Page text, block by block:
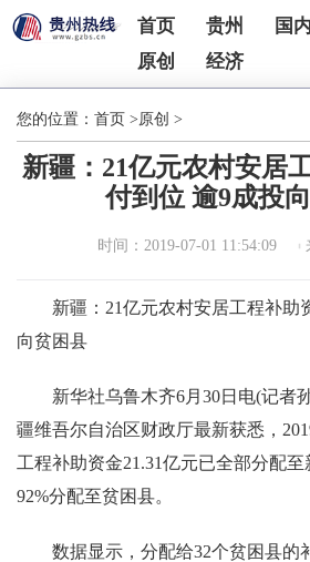
首页 贵州 国内
原创
经济
您的位置： 首页 >原创 >
新疆：21亿元农村安居
付到位 逾9成投
时间：2019-07-01 11:54:09
新疆：21亿元农村安居工程补助
向贫困县
新华社乌鲁木齐6月30日电(记者
疆维吾尔自治区财政厅最新获悉，
工程补助资金21.31亿元已全部分配
92%分配至贫困县。
数据显示，分配给32个贫困县的